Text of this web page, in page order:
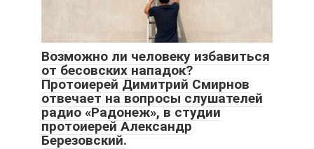
Возможно ли человеку избавиться
от бесовских нападок?
Протоиерей Димитрий Смирнов
отвечает на вопросы слушателей
радио «Радонеж», в студии
протоиерей Александр
Березовский.